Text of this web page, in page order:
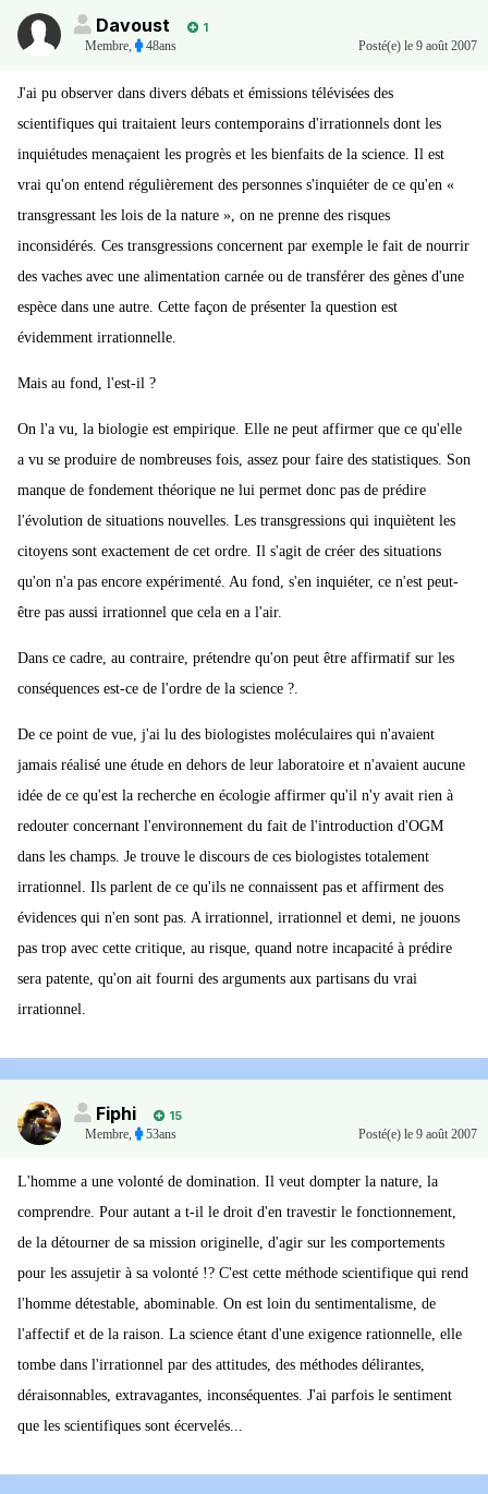
Davoust
1
Membre, 48ans Posté(e) le 9 août 2007
J'ai pu observer dans divers débats et émissions télévisées des
scientifiques qui traitaient leurs contemporains d'irrationnels dont les
inquiétudes menaçaient les progrès et les bienfaits de la science. Il est
vrai qu'on entend régulièrement des personnes s'inquiéter de ce qu'en «
transgressant les lois de la nature », on ne prenne des risques
inconsidérés. Ces transgressions concernent par exemple le fait de nourrir
des vaches avec une alimentation carnée ou de transférer des gènes d'une
espèce dans une autre. Cette façon de présenter la question est
évidemment irrationnelle.
Mais au fond, l'est-il ?
On l'a vu, la biologie est empirique. Elle ne peut affirmer que ce qu'elle
a vu se produire de nombreuses fois, assez pour faire des statistiques. Son
manque de fondement théorique ne lui permet donc pas de prédire
l'évolution de situations nouvelles. Les transgressions qui inquiètent les
citoyens sont exactement de cet ordre. Il s'agit de créer des situations
qu'on n'a pas encore expérimenté. Au fond, s'en inquiéter, ce n'est peut-
être pas aussi irrationnel que cela en a l'air.
Dans ce cadre, au contraire, prétendre qu'on peut être affirmatif sur les
conséquences est-ce de l'ordre de la science ?.
De ce point de vue, j'ai lu des biologistes moléculaires qui n'avaient
jamais réalisé une étude en dehors de leur laboratoire et n'avaient aucune
idée de ce qu'est la recherche en écologie affirmer qu'il n'y avait rien à
redouter concernant l'environnement du fait de l'introduction d'OGM
dans les champs. Je trouve le discours de ces biologistes totalement
irrationnel. Ils parlent de ce qu'ils ne connaissent pas et affirment des
évidences qui n'en sont pas. A irrationnel, irrationnel et demi, ne jouons
pas trop avec cette critique, au risque, quand notre incapacité à prédire
sera patente, qu'on ait fourni des arguments aux partisans du vrai
irrationnel.
Fiphi
15
Membre, 53ans Posté(e) le 9 août 2007
L'homme a une volonté de domination. Il veut dompter la nature, la
comprendre. Pour autant a t-il le droit d'en travestir le fonctionnement,
de la détourner de sa mission originelle, d'agir sur les comportements
pour les assujetir à sa volonté !? C'est cette méthode scientifique qui rend
l'homme détestable, abominable. On est loin du sentimentalisme, de
l'affectif et de la raison. La science étant d'une exigence rationnelle, elle
tombe dans l'irrationnel par des attitudes, des méthodes délirantes,
déraisonnables, extravagantes, inconséquentes. J'ai parfois le sentiment
que les scientifiques sont écervelés...